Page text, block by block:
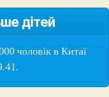
дітей
чоловік в Китаї